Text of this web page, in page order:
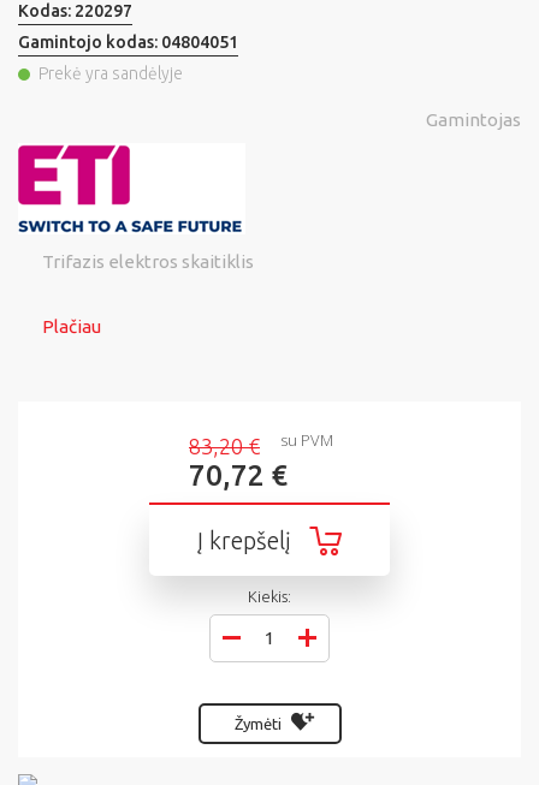
Kodas: 220297
Gamintojo kodas: 04804051
Prekė yra sandėlyje
Gamintojas
Trifazis elektros skaitiklis
Plačiau
83,20 €
70,72 €
su PVM
Į krepšelį
Kiekis:
Žymėti